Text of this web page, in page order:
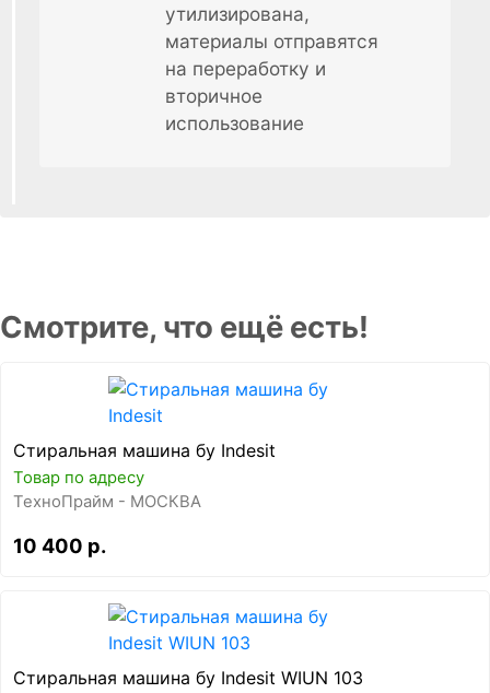
утилизирована,
материалы отправятся
на переработку и
вторичное
использование
Смотрите, что ещё есть!
Стиральная машина бу Indesit
Товар по адресу
ТехноПрайм - МОСКВА
10 400 р.
Стиральная машина бу Indesit WIUN 103